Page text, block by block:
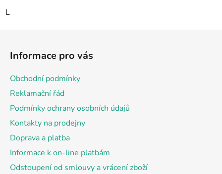
L
Informace pro vás
Obchodní podmínky
Reklamační řád
Podmínky ochrany osobních údajů
Kontakty na prodejny
Doprava a platba
Informace k on-line platbám
Odstoupení od smlouvy a vrácení zboží